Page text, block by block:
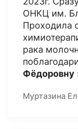
ОНКЦ им.
Проходила
рака
Фёдоровну
Муртазина